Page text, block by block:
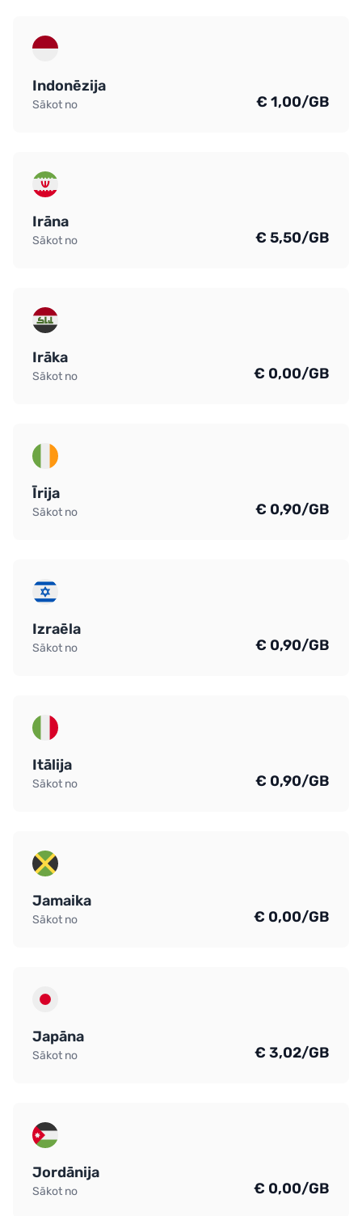
Indonēzija
Sākot no € 1,00/GB
Irāna
Sākot no € 5,50/GB
Irāka
Sākot no € 0,00/GB
Īrija
Sākot no € 0,90/GB
Izraēla
Sākot no € 0,90/GB
Itālija
Sākot no € 0,90/GB
Jamaika
Sākot no € 0,00/GB
Japāna
Sākot no € 3,02/GB
Jordānija
Sākot no € 0,00/GB